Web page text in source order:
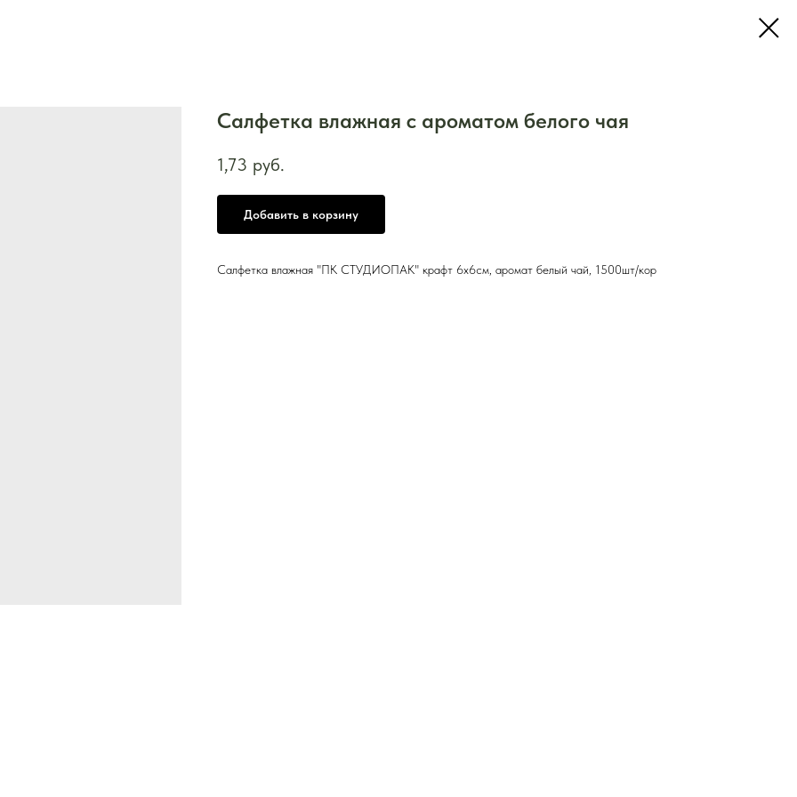
Салфетка влажная с ароматом белого чая
1,73 руб.
Добавить в корзину
Салфетка влажная "ПК СТУДИОПАК" крафт 6х6см, аромат белый чай, 1500шт/кор